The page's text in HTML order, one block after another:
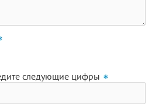
следующие цифры